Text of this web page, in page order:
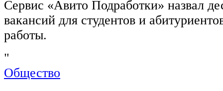
Сервис «Авито Подработки» назвал
вакансий для студентов и
работы.
"
Общество